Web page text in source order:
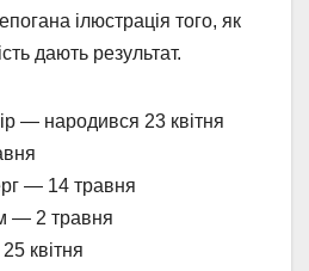
ілюстрація того, як
дають результат.
— народився 23 квітня
— 14 травня
— 2 травня
квітня